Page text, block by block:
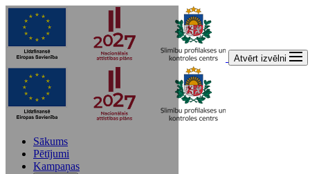
Atvērt izvēlni
Sākums
Pētījumi
Kampaņas